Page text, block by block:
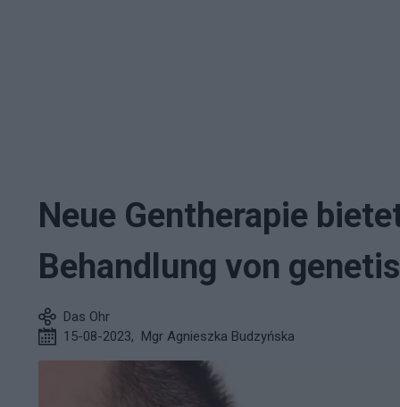
Neue Gentherapie
Behandlung von
Das Ohr
15-08-2023, Mgr Agnieszka Budzyńska